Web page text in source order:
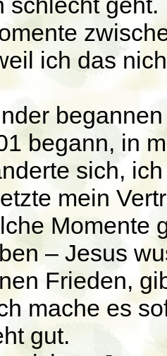
ich das
begann, in
sich,
mein
Momente
– Jesus
Frieden,
mache es
gut.